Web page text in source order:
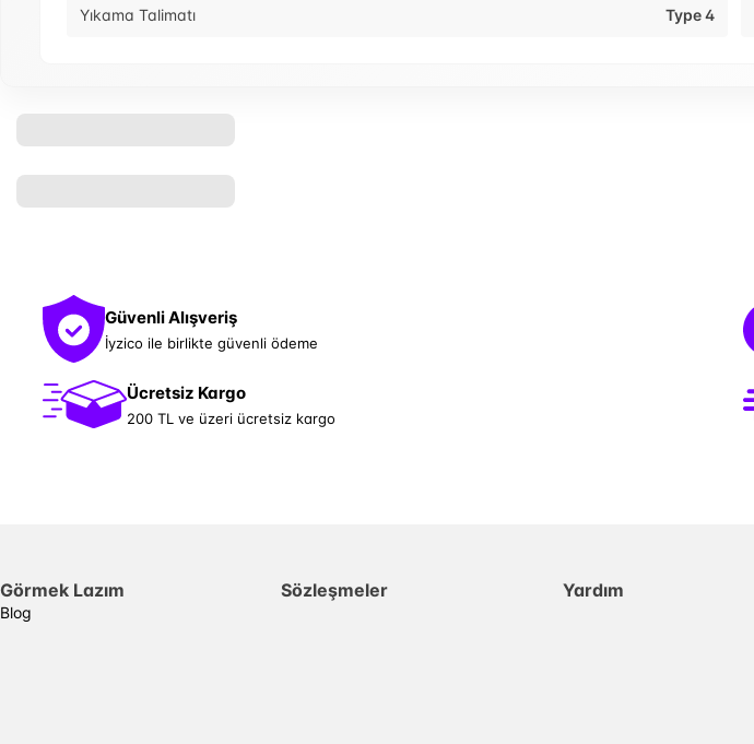
Yıkama Talimatı Type 4
Güvenli Alışveriş
İyzico ile birlikte güvenli ödeme
Ücretsiz Kargo
200 TL ve üzeri ücretsiz kargo
Görmek Lazım
Blog
Sözleşmeler Yardım